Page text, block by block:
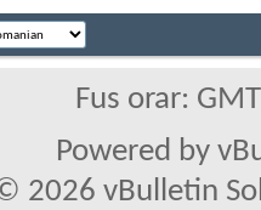
Fus orar:
Powered by
2026 vBulletin